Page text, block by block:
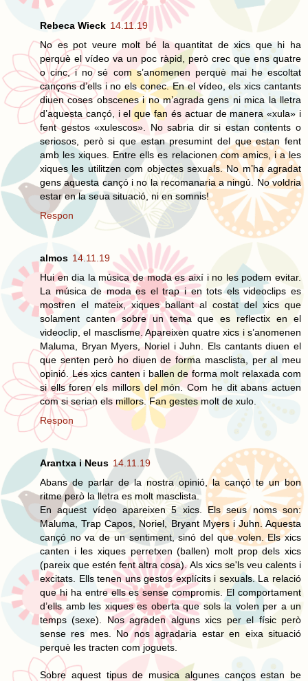
Rebeca Wieck 14.11.19
No es pot veure molt bé la quantitat de xics que hi ha
perquè el vídeo va un poc ràpid, però crec que ens quatre
o cinc, i no sé com s’anomenen perquè mai he escoltat
cançons d’ells i no els conec. En el vídeo, els xics cantants
diuen coses obscenes i no m’agrada gens ni mica la lletra
d’aquesta cançó, i el que fan és actuar de manera «xula» i
fent gestos «xulescos». No sabria dir si estan contents o
seriosos, però si que estan presumint del que estan fent
amb les xiques. Entre ells es relacionen com amics, i a les
xiques les utilitzen com objectes sexuals. No m’ha agradat
gens aquesta cançó i no la recomanaria a ningú. No voldria
estar en la seua situació, ni en somnis!
Respon
almos 14.11.19
Hui en dia la música de moda es així i no les podem evitar.
La música de moda es el trap i en tots els videoclips es
mostren el mateix, xiques ballant al costat del xics que
solament canten sobre un tema que es reflectix en el
videoclip, el masclisme. Apareixen quatre xics i s’anomenen
Maluma, Bryan Myers, Noriel i Juhn. Els cantants diuen el
que senten però ho diuen de forma masclista, per al meu
opinió. Les xics canten i ballen de forma molt relaxada com
si ells foren els millors del món. Com he dit abans actuen
com si serian els millors. Fan gestes molt de xulo.
Respon
Arantxa i Neus 14.11.19
Abans de parlar de la nostra opinió, la cançó te un bon
ritme però la lletra es molt masclista.
En aquest vídeo apareixen 5 xics. Els seus noms son:
Maluma, Trap Capos, Noriel, Bryant Myers i Juhn. Aquesta
cançó no va de un sentiment, sinó del que volen. Els xics
canten i les xiques perretxen (ballen) molt prop dels xics
(pareix que estén fent altra cosa). Als xics se'ls veu calents i
excitats. Ells tenen uns gestos explícits i sexuals. La relació
que hi ha entre ells es sense compromis. El comportament
d’ells amb les xiques es oberta que sols la volen per a un
temps (sexe). Nos agraden alguns xics per el físic però
sense res mes. No nos agradaria estar en eixa situació
perquè les tracten com joguets.
Sobre aquest tipus de musica algunes canços estan be